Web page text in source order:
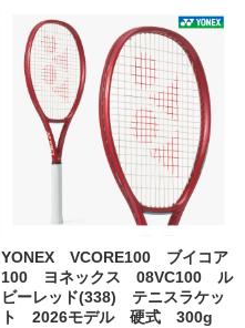
YONEX VCORE100 ブイコア
100 ヨネックス 08VC100 ル
ビーレッド(338) テニスラケッ
ト 2026モデル 硬式 300g